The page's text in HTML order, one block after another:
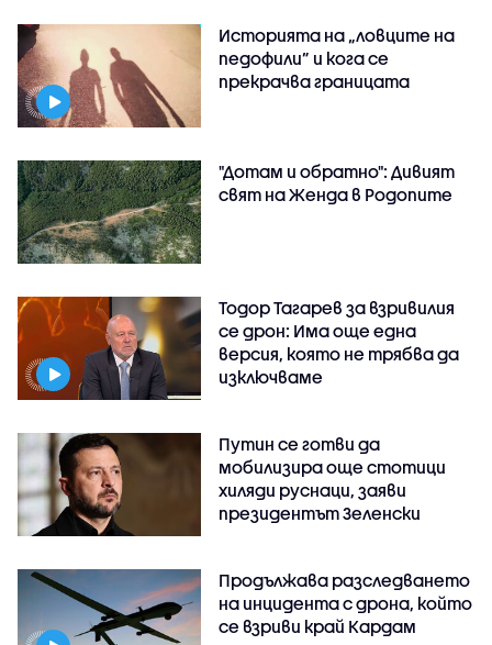
Историята на „ловците на
педофили” и кога се
прекрачва границата
"Дотам и обратно": Дивият
свят на Женда в Родопите
Тодор Тагарев за взривилия
се дрон: Има още една
версия, която не трябва да
изключваме
Путин се готви да
мобилизира още стотици
хиляди руснаци, заяви
президентът Зеленски
Продължава разследването
на инцидента с дрона, който
се взриви край Кардам